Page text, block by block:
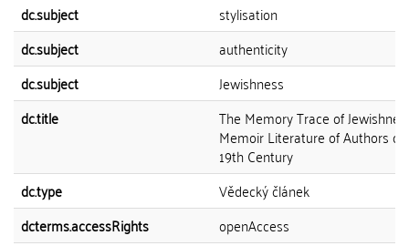
dc.subject
stylisation
dc.subject
authenticity
dc.subject
Jewishness
dc.title
The Memory Trace of
Memoir Literature of Authors
19th Century
dc.type
Vědecký článek
dcterms.accessRights
openAccess